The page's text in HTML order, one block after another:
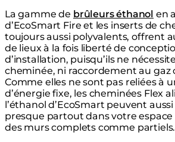
La gamme de brûleurs éthanol en
d’EcoSmart Fire et les inserts de
toujours aussi polyvalents, offrent
de lieux à la fois liberté de
d’installation, puisqu’ils ne
cheminée, ni raccordement au gaz
Comme elles ne sont pas reliées à
d’énergie fixe, les cheminées Flex
l’éthanol d’EcoSmart peuvent
presque partout dans votre
des murs complets comme partiels.